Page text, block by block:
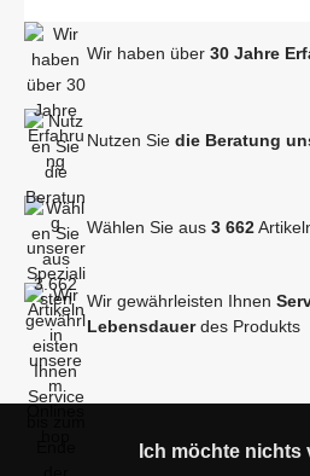
Wir haben über 30 Jahre
Nutzen Sie die Beratung
Wählen Sie aus 3 662
Wir gewährleisten Ihnen
Lebensdauerdes Produkts
Ich möchte nichts